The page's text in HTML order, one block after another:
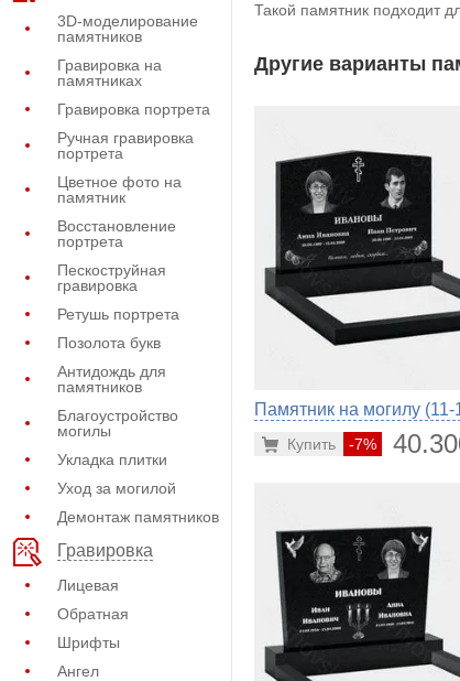
3D-моделирование
памятников
Гравировка на
памятниках
Гравировка портрета
Ручная гравировка
портрета
Цветное фото на
памятник
Восстановление
портрета
Пескоструйная
гравировка
Ретушь портрета
Позолота букв
Антидождь для
памятников
Благоустройство
могилы
Укладка плитки
Уход за могилой
Демонтаж памятников
Гравировка
Лицевая
Обратная
Шрифты
Ангел
Такой памятник подходит
Другие варианты
Памятник на могилу (11-
-7%
Купить